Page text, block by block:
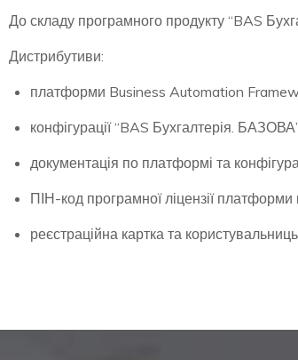
До складу програмного продукту “BAS
Дистрибутиви:
платформи Business Automation
конфігурації “BAS Бухгалтерія.
документація по платформі та
ПІН-код програмної ліцензії
реєстраційна картка та